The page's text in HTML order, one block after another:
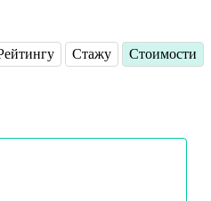
Стажу Стоимости